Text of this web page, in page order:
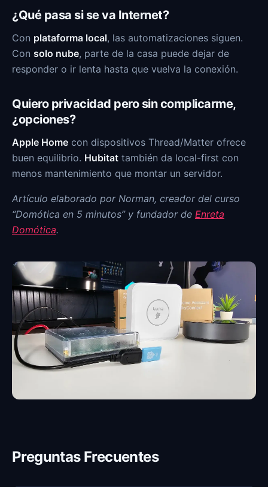
¿Qué pasa si se va Internet?
Con plataforma local, las automatizaciones siguen.
Con solo nube, parte de la casa puede dejar de
responder o ir lenta hasta que vuelva la conexión.
Quiero privacidad pero sin complicarme,
¿opciones?
Apple Home con dispositivos Thread/Matter ofrece
buen equilibrio. Hubitat también da local-first con
menos mantenimiento que montar un servidor.
Artículo elaborado por Norman, creador del curso
“Domótica en 5 minutos” y fundador de Enreta
Domótica.
Preguntas Frecuentes